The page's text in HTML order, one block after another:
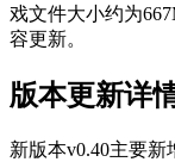
戏文件大小约为
容更新。
版本更新详
新版本v0.40主要